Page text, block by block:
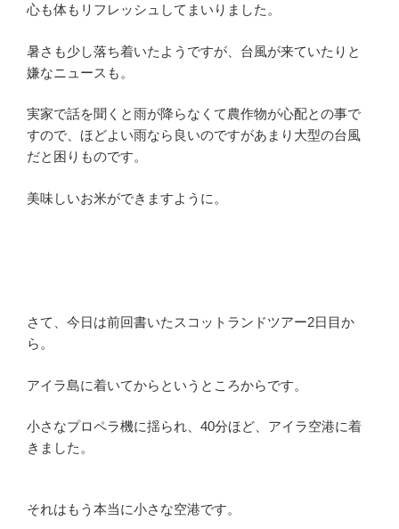
心も体もリフレッシュしてまいりました。
暑さも少し落ち着いたようですが、台風が来ていたりと
嫌なニュースも。
実家で話を聞くと雨が降らなくて農作物が心配との事で
すので、ほどよい雨なら良いのですがあまり大型の台風
だと困りものです。
美味しいお米ができますように。
さて、今日は前回書いたスコットランドツアー2日目か
ら。
アイラ島に着いてからというところからです。
小さなプロペラ機に揺られ、40分ほど、アイラ空港に着
きました。
それはもう本当に小さな空港です。